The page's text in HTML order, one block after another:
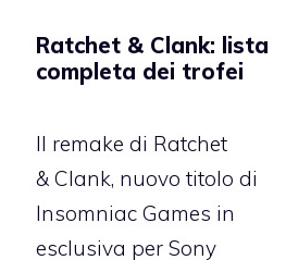
Ratchet & Clank: lista
completa dei trofei
Il remake di Ratchet
& Clank, nuovo titolo di
Insomniac Games in
esclusiva per Sony